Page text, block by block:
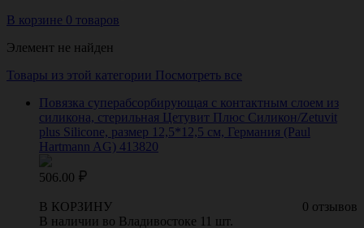
В корзине 0 товаров
Элемент не найден
Товары из этой категории Посмотреть все
Повязка суперабсорбирующая с контактным слоем из
силикона, стерильная Цетувит Плюс Силикон/Zetuvit
plus Silicone, размер 12,5*12,5 см, Германия (Paul
Hartmann AG) 413820
506.00
0 отзывов
В КОРЗИНУ
В наличии во Владивостоке 11 шт.